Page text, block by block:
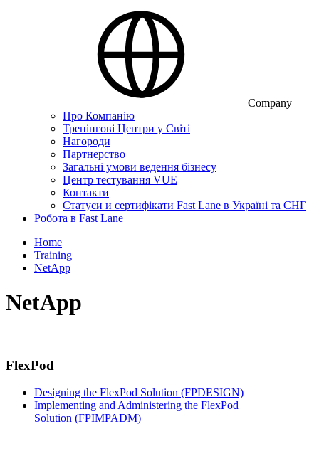
Company
Про Компанію
Тренінгові Центри у Світі
Нагороди
Партнерство
Загальні умови ведення бізнесу
Центр тестування VUE
Контакти
Статуси и сертифікати Fast Lane в Україні та СНГ
Робота в Fast Lane
Home
Training
NetApp
NetApp
FlexPod
Designing the FlexPod Solution (FPDESIGN)
Implementing and Administering the FlexPod
Solution (FPIMPADM)